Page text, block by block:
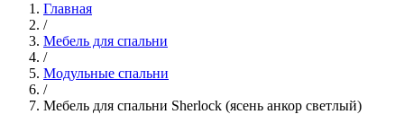
Главная
/
Мебель для спальни
/
Модульные спальни
/
Мебель для спальни Sherlock (ясень анкор светлый)